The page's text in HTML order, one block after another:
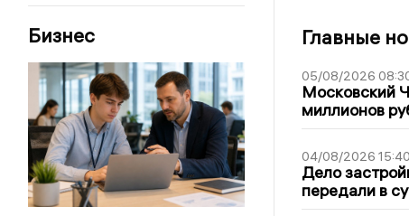
Бизнес Главные
05/08/2026
Московский
миллионов
04/08/2026 15:40
Дело
передали в